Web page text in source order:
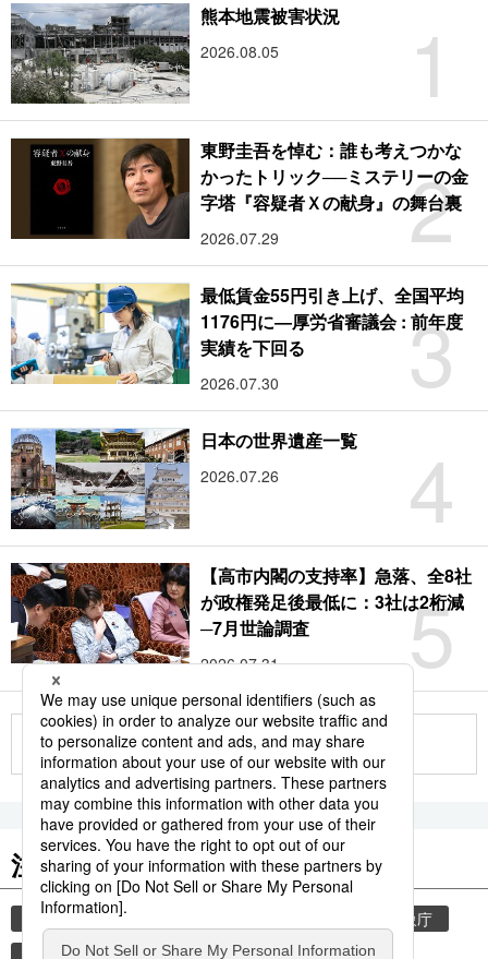
1
熊本地震被害状況
2026.08.05
2
東野圭吾を悼む：誰も考えつかな
かったトリック──ミステリーの金
字塔『容疑者Ｘの献身』の舞台裏
2026.07.29
3
最低賃金55円引き上げ、全国平均
1176円に―厚労省審議会 : 前年度
実績を下回る
2026.07.30
4
日本の世界遺産一覧
2026.07.26
5
【高市内閣の支持率】急落、全8社
が政権発足後最低に：3社は2桁減
─7月世論調査
2026.07.31
もっと見る
注目のキーワード
共同通信ニュース
気象庁